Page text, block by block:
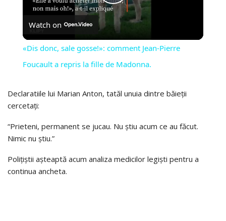
PLAY
VIDEO
Watch on
«Dis donc, sale gosse!»: comment Jean-Pierre
Foucault a repris la fille de Madonna.
Declaratiile lui Marian Anton, tatăl unuia dintre băieții
cercetați:
“Prieteni, permanent se jucau. Nu știu acum ce au făcut.
Nimic nu știu.”
Polițiștii așteaptă acum analiza medicilor legiști pentru a
continua ancheta.